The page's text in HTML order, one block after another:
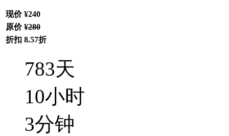
现价 ¥240
原价 ¥280
折扣 8.57折
783天
10小时
3分钟